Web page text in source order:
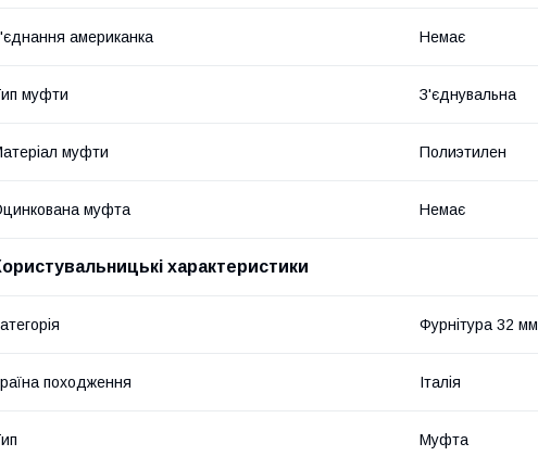
американка Немає
муфти З'єднувальна
муфти Полиэтилен
муфта Немає
характеристики
Фурнітура 32 мм
походження Італія
Муфта